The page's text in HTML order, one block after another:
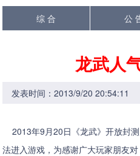
综 合 公
龙武人
发表时间：2013/9/20 20:54:11
2013年9月20日《龙武》开放封
法进入游戏，为感谢广大玩家朋友